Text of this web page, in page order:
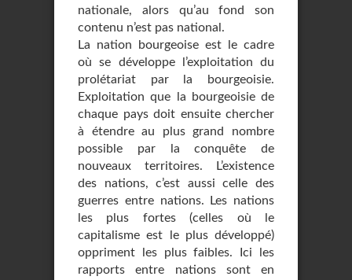
nationa­le, alors qu’au fond son
contenu n’est pas national.
La nation bourgeoise est le cadre
où se développe l’exploitation du
prolétariat par la bourgeoisie.
Exploitation que la bourgeoisie de
chaque pays doit ensuite chercher
à éten­dre au plus grand nombre
possible par la conquête de
nouveaux territoires. L’existence
des nations, c’est aussi celle des
guerres entre nations. Les nations
les plus fortes (celles où le
capitalisme est le plus développé)
oppriment les plus faibles. Ici les
rapports entre nations sont en